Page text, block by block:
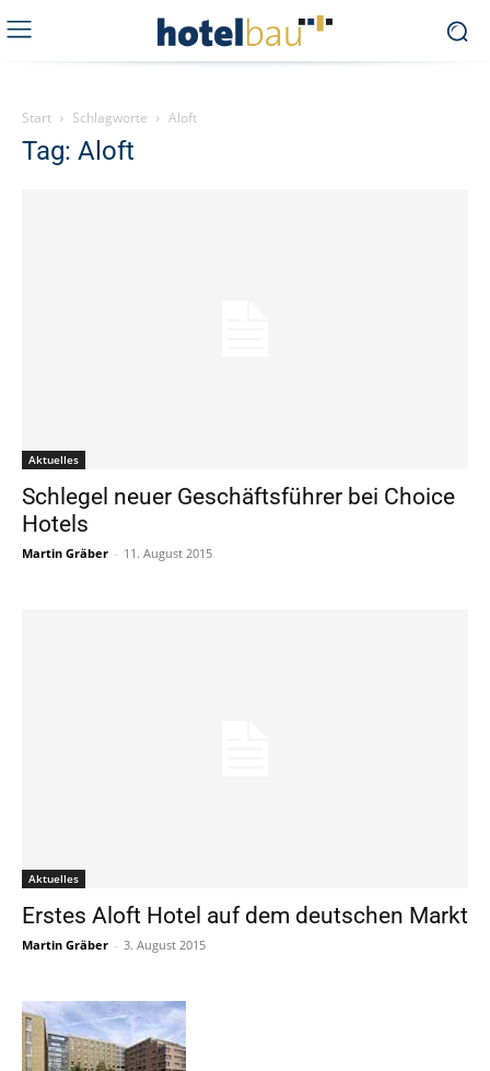
Start Schlagworte Aloft
Tag: Aloft
Aktuelles
Schlegel neuer Geschäftsführer bei Choice
Hotels
Martin Gräber - 11. August 2015
Aktuelles
Erstes Aloft Hotel auf dem deutschen Markt
Martin Gräber - 3. August 2015